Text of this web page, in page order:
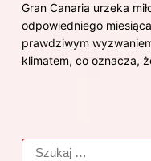
Gran Canaria urzeka
odpowiedniego
prawdziwym
klimatem, co oznacza,